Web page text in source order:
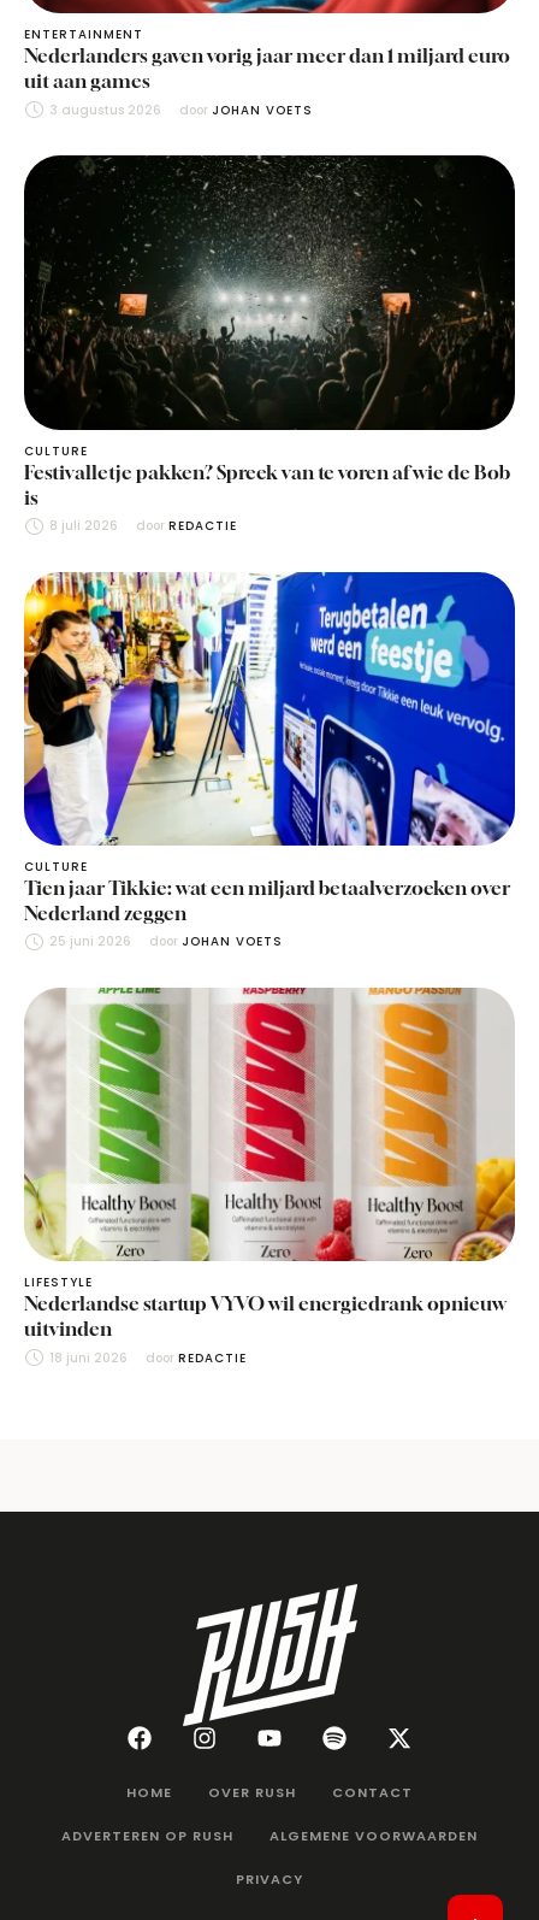
ENTERTAINMENT
Nederlanders gaven vorig jaar meer dan 1 miljard euro
uit aan games
3 augustus 2026 door JOHAN VOETS
CULTURE
Festivalletje pakken? Spreek van te voren af wie de Bob
is
8 juli 2026 door REDACTIE
CULTURE
Tien jaar Tikkie: wat een miljard betaalverzoeken over
Nederland zeggen
25 juni 2026 door JOHAN VOETS
LIFESTYLE
Nederlandse startup VYVO wil energiedrank opnieuw
uitvinden
18 juni 2026 door REDACTIE
HOME OVER RUSH CONTACT
ADVERTEREN OP RUSH ALGEMENE VOORWAARDEN
PRIVACY